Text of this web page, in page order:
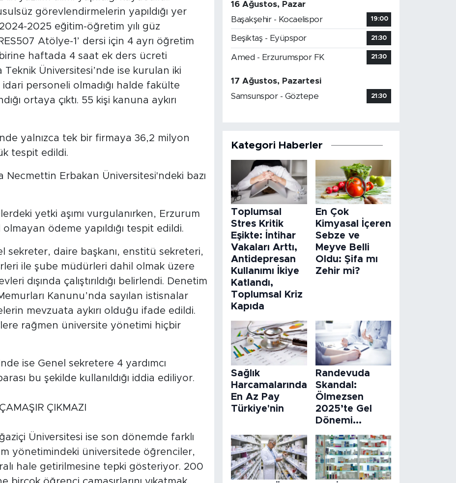
görevlendirmelerin yapıldığı yer
2025 eğitim-öğretim yılı güz
Atölye-1’ dersi için 4 ayrı öğretim
haftada 4 saat ek ders ücreti
Üniversitesi’nde ise kurulan iki
personeli olmadığı halde fakülte
ortaya çıktı. 55 kişi kanuna aykırı
yalnızca tek bir firmaya 36,2 milyon
tespit edildi.
Erbakan Üniversitesi'ndeki bazı
yetki aşımı vurgulanırken, Erzurum
ödeme yapıldığı tespit edildi.
sekreter, daire başkanı, enstitü sekreteri,
ile şube müdürleri dahil olmak üzere
dışında çalıştırıldığı belirlendi. Denetim
Kanunu’nda sayılan istisnalar
mevzuata aykırı olduğu ifade edildi.
rağmen üniversite yönetimi hiçbir
ise Genel sekretere 4 yardımcı
bu şekilde kullanıldığı iddia ediliyor.
ÇIKMAZI
Üniversitesi ise son dönemde farklı
yönetimindeki üniversitede öğrenciler,
hale getirilmesine tepki gösteriyor. 200
16 Ağustos, Pazar
Başakşehir - Kocaelispor
19:00
Beşiktaş - Eyüpspor 21:30
Amed - Erzurumspor FK 21:30
17 Ağustos, Pazartesi
Samsunspor - Göztepe
21:30
Kategori Haberler
Toplumsal
Stres Kritik
Eşikte: İntihar
Vakaları Arttı,
Antidepresan
Kullanımı İkiye
Katlandı,
Toplumsal Kriz
Kapıda
En Çok
Kimyasal İçeren
Sebze ve
Meyve Belli
Oldu: Şifa mı
Zehir mi?
Sağlık
Harcamalarında
En Az Pay
Türkiye'nin
Randevuda
Skandal:
Ölmezsen
2025’te Gel
Dönemi...